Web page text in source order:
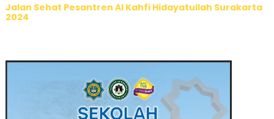
Jalan Sehat Pesantren Al Kahfi Hidayatullah Surakarta
2024